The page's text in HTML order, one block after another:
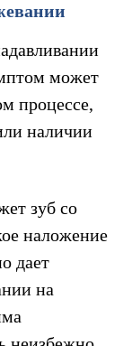
может
процессе,
наличии
зуб со
наложение
дает
на